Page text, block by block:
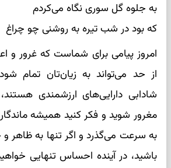
به جلوه گل سوری نگاه می‌کردم
که بود در شب تیره به روشنی چو چراغ
امروز پیامی برای شماست که غرور و
از حد می‌تواند به زیان‌تان تمام
شادابی دارایی‌های ارزشمندی
مغرور شوید و فکر کنید همیشه ماندگار
به سرعت می‌گذرد و اگر تنها به ظاهر
باشید، در آینده احساس تنهایی